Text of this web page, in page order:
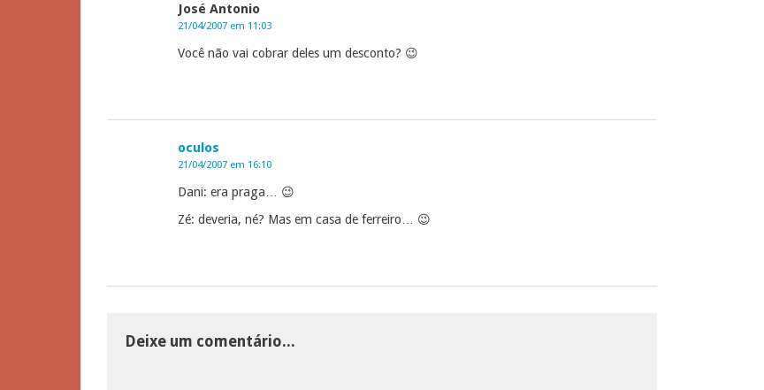
José Antonio
21/04/2007 em 11:03
Você não vai cobrar deles um desconto? 😉
oculos
21/04/2007 em 16:10
Dani: era praga… 😉
Zé: deveria, né? Mas em casa de ferreiro… 😉
Deixe um comentário...